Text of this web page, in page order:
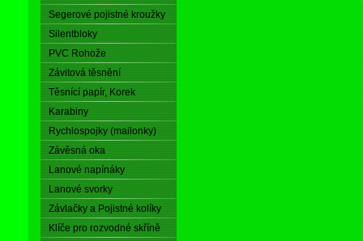
Segerové pojistné kroužky
Silentbloky
PVC Rohože
Závitová těsnění
Těsnící papír, Korek
Karabiny
Rychlospojky (mailonky)
Závěsná oka
Lanové napínáky
Lanové svorky
Závlačky a Pojistné kolíky
Klíče pro rozvodné skříně